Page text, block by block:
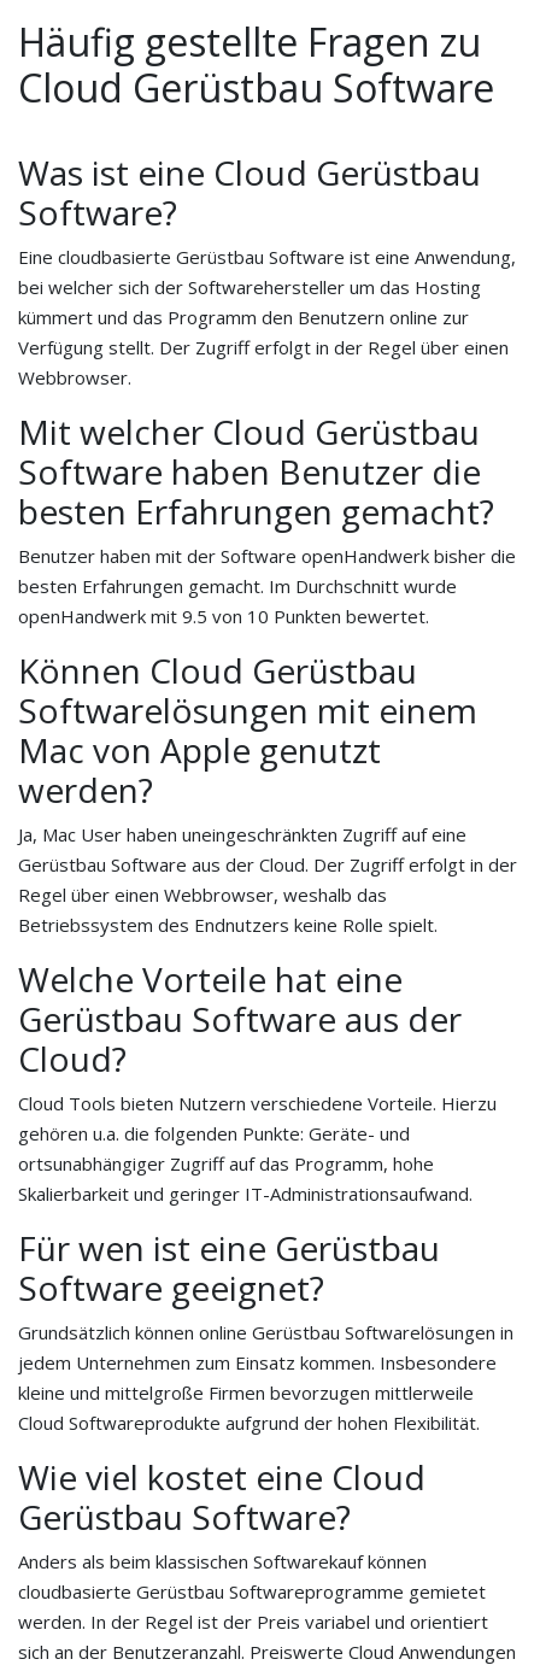
Häufig gestellte Fragen zu
Cloud Gerüstbau Software
Was ist eine Cloud Gerüstbau
Software?
Eine cloudbasierte Gerüstbau Software ist eine Anwendung,
bei welcher sich der Softwarehersteller um das Hosting
kümmert und das Programm den Benutzern online zur
Verfügung stellt. Der Zugriff erfolgt in der Regel über einen
Webbrowser.
Mit welcher Cloud Gerüstbau
Software haben Benutzer die
besten Erfahrungen gemacht?
Benutzer haben mit der Software openHandwerk bisher die
besten Erfahrungen gemacht. Im Durchschnitt wurde
openHandwerk mit 9.5 von 10 Punkten bewertet.
Können Cloud Gerüstbau
Softwarelösungen mit einem
Mac von Apple genutzt
werden?
Ja, Mac User haben uneingeschränkten Zugriff auf eine
Gerüstbau Software aus der Cloud. Der Zugriff erfolgt in der
Regel über einen Webbrowser, weshalb das
Betriebssystem des Endnutzers keine Rolle spielt.
Welche Vorteile hat eine
Gerüstbau Software aus der
Cloud?
Cloud Tools bieten Nutzern verschiedene Vorteile. Hierzu
gehören u.a. die folgenden Punkte: Geräte- und
ortsunabhängiger Zugriff auf das Programm, hohe
Skalierbarkeit und geringer IT-Administrationsaufwand.
Für wen ist eine Gerüstbau
Software geeignet?
Grundsätzlich können online Gerüstbau Softwarelösungen in
jedem Unternehmen zum Einsatz kommen. Insbesondere
kleine und mittelgroße Firmen bevorzugen mittlerweile
Cloud Softwareprodukte aufgrund der hohen Flexibilität.
Wie viel kostet eine Cloud
Gerüstbau Software?
Anders als beim klassischen Softwarekauf können
cloudbasierte Gerüstbau Softwareprogramme gemietet
werden. In der Regel ist der Preis variabel und orientiert
sich an der Benutzeranzahl. Preiswerte Cloud Anwendungen